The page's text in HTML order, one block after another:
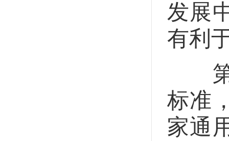
发展
有利
第
标准
家通